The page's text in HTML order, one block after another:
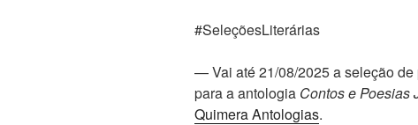
#SeleçõesLiterárias
— Vai até 21/08/2025 a seleção
para a antologia Contos e Poesias
Quimera Antologias.